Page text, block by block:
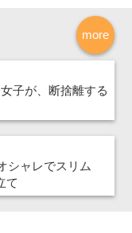
more
子が、断捨離する
シャレでスリム
て